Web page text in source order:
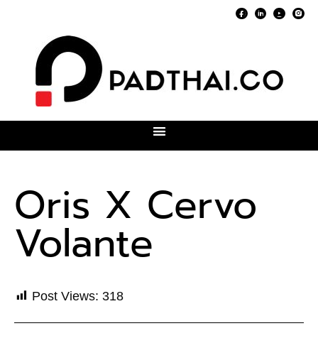
Oris X Cervo
Volante
Post Views: 318